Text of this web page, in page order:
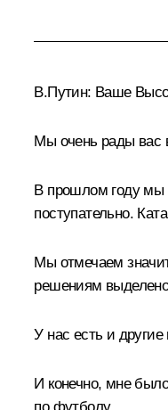
В.Путин: Ваше
Мы очень рады вас
В прошлом году мы
поступательно.
Мы отмечаем
решениям
У нас есть и другие
И конечно, мне
по футболу.